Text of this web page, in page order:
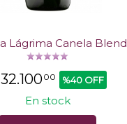
Lágrima Canela Blend
32.10000 %40 OFF
En stock